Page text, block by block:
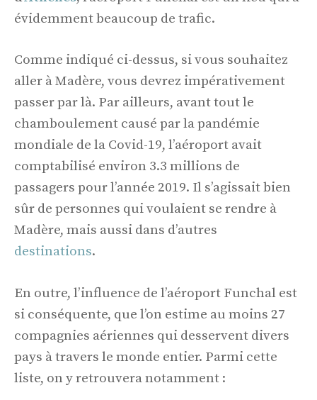
évidemment beaucoup de trafic.
Comme indiqué ci-dessus, si vous souhaitez
aller à Madère, vous devrez impérativement
passer par là. Par ailleurs, avant tout le
chamboulement causé par la pandémie
mondiale de la Covid-19, l’aéroport avait
comptabilisé environ 3.3 millions de
passagers pour l’année 2019. Il s’agissait bien
sûr de personnes qui voulaient se rendre à
Madère, mais aussi dans d’autres
destinations.
En outre, l’influence de l’aéroport Funchal est
si conséquente, que l’on estime au moins 27
compagnies aériennes qui desservent divers
pays à travers le monde entier. Parmi cette
liste, on y retrouvera notamment :